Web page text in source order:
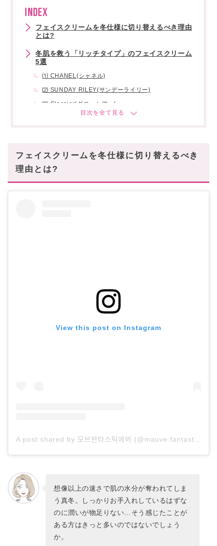
INDEX
フェイスクリームを冬仕様に切り替えるべき理由
とは?
冬肌を救う「リッチタイプ」のフェイスクリーム
5選
⑴ CHANEL(シャネル)
⑵ SUNDAY RILEY(サンデーライリー)
⑶ Glossier(グロッシアー)
⑷ DR.BARBARA STURM
冬肌のコンディションを底上げするならマスト!
フェイスクリームを冬仕様に切り替えるべき
理由とは?
View this post on Instagram
想像以上の速さで肌の水分が奪われてしま
う真冬。しっかりお手入れしているはずな
のに潤いが物足りない…そう感じたことが
ある方はきっと多いのではないでしょう
か。